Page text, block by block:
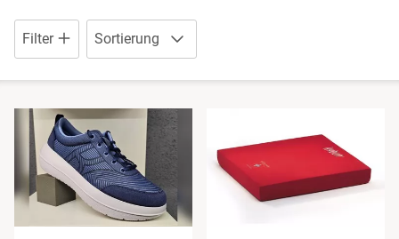
Filter Sortierung
Schuhe mit Klettverschluss
Sneaker
Stiefel
Wanderschuhe
Sandalen
Schuhe mit Klettverschluss
Sneaker
Wanderschuhe